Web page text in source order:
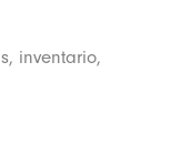
inventario,